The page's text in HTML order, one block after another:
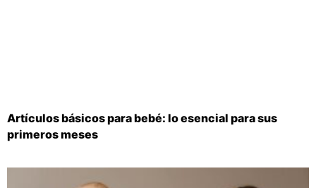
Artículos básicos para bebé: lo esencial para sus
primeros meses